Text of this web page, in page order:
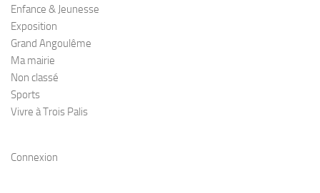
Enfance & Jeunesse
Exposition
Grand Angoulême
Ma mairie
Non classé
Sports
Vivre à Trois Palis
Connexion